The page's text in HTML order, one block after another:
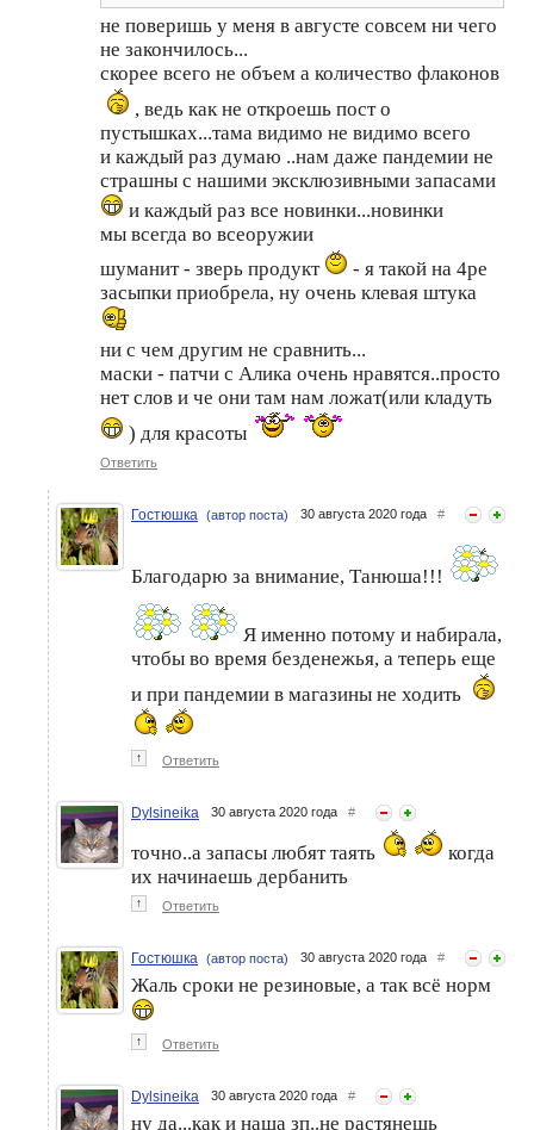
не поверишь у меня в августе совсем ни чего
не закончилось...
скорее всего не объем а количество флаконов
, ведь как не откроешь пост о
пустышках...тама видимо не видимо всего
и каждый раз думаю ..нам даже пандемии не
страшны с нашими эксклюзивными запасами
и каждый раз все новинки...новинки
мы всегда во всеоружии
шуманит - зверь продукт
- я такой на 4ре
засыпки приобрела, ну очень клевая штука
ни с чем другим не сравнить...
маски - патчи с Алика очень нравятся..просто
нет слов и че они там нам ложат(или кладуть
) для красоты
Ответить
Гостюшка (автор поста) 30 августа 2020 года #
Благодарю за внимание, Танюша!!!
Я именно потому и набирала,
чтобы во время безденежья, а теперь еще
и при пандемии в магазины не ходить
↑ Ответить
Dylsineika 30 августа 2020 года #
точно..а запасы любят таять
когда
их начинаешь дербанить
↑ Ответить
Гостюшка (автор поста) 30 августа 2020 года #
Жаль сроки не резиновые, а так всё норм
↑ Ответить
Dylsineika 30 августа 2020 года #
ну да...как и наша зп..не растянешь